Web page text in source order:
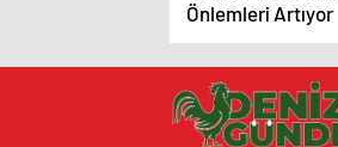
Önlemleri Artıyor